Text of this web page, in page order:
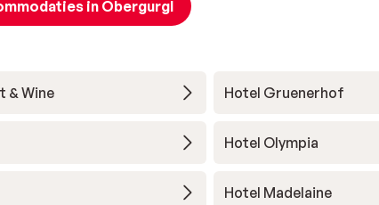
in Obergurgl
& Wine Hotel Gruenerhof
Hotel Olympia
Hotel Madelaine